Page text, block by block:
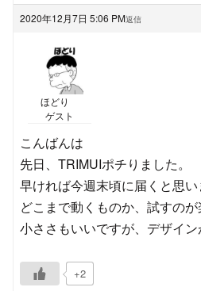
2020年12月7日 5:06 PM返信
ほどり
ゲスト
こんばんは
先日、TRIMUIポチりました。
早ければ今週末頃に届くと思い
どこまで動くものか、試すのが
小ささもいいですが、デザイン
+2